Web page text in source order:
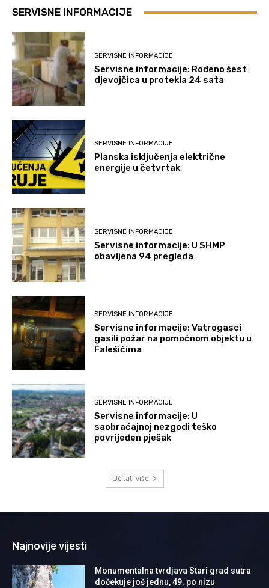
SERVISNE INFORMACIJE
SERVISNE INFORMACIJE
Servisne informacije: Rođeno šest
djevojčica u protekla 24 sata
SERVISNE INFORMACIJE
Planska isključenja električne
energije u četvrtak
SERVISNE INFORMACIJE
Servisne informacije: U SHMP
obavljena 94 pregleda
SERVISNE INFORMACIJE
Servisne informacije: Vatrogasci
gasili požar na pomoćnom objektu u
Falešićima
SERVISNE INFORMACIJE
Servisne informacije: U
saobraćajnoj nezgodi teško
povrijeđen pješak
Učitati više
Najnovije vijesti
Monumentalna tvrdjava Stari grad sutra
dočekuje još jednu, 49. po nizu